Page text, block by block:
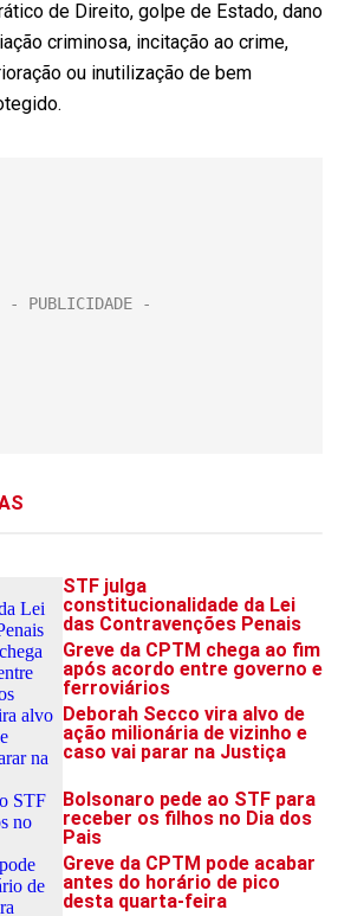
de Direito, golpe de Estado, dano
criminosa, incitação ao crime,
ou inutilização de bem